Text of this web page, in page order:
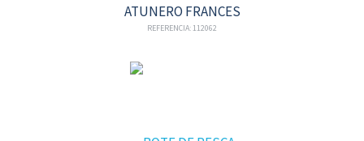
ATUNERO FRANCES
REFERENCIA: 112062